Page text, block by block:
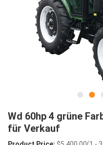
Wd 60hp 4 grüne
für Verkauf